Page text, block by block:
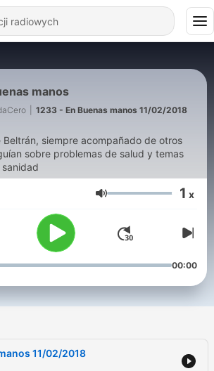
manos
1233 - En Buenas manos 11/02/2018
Beltrán, siempre acompañado de otros
sobre problemas de salud y temas
Głośność 1 x
00:00
11/02/2018